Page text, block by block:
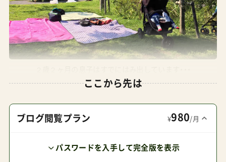
ここから先は
ブログ閲覧プラン ¥980/月
パスワードを入手して完全版を表示